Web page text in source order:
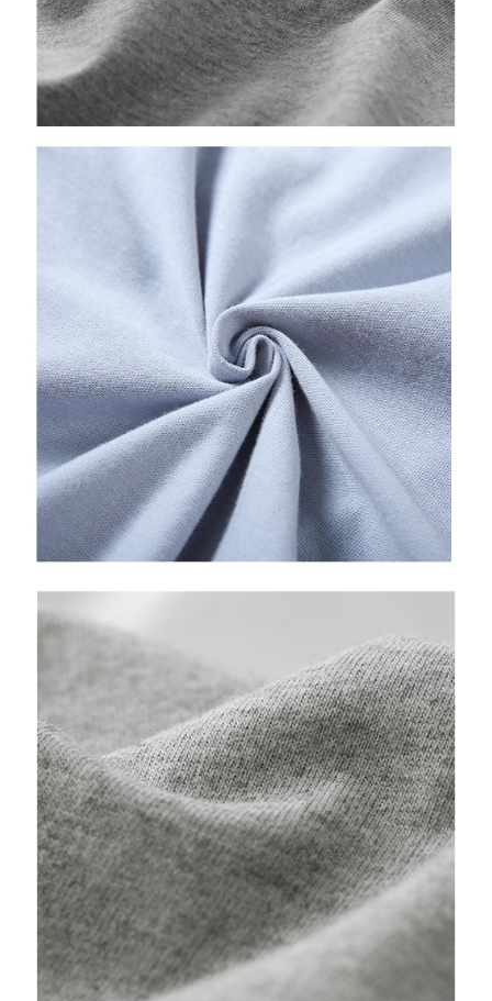
penilaian boleh diberikan.
【Penerangan Kaedah Pembayaran】
1. Pembayaran ansuran tidak digabungkan dalam bil telekomunikasi,
"Pembayaran Ansuran Gogo" akan menghantar SMS peringatan
pembayaran selepas tarikh penyelesaian bulanan.
2. Melalui pautan SMS untuk membuka bil, anda boleh memilih untuk
membayar melalui "Kod bar kedai serbaneka / Kedai rasmi Taiwan
Mobile / Pemindahan bank / Pembayaran J街口 / iPASS MONEY" dan
1. Perkhidmatan ini disediakan oleh "Taiwan Mobile Co., Ltd." untuk
membolehkan pengguna membeli produk atau perkhidmatan melalui
perkhidmatan ini semasa transaksi, dan kedai akan menyerahkan hak
tuntutan harga jual/beli ansuran kepada syarikat ini untuk membayar bil
menggunakan bil syarikat ini.
2. Berdasarkan tujuan kontrak persetujuan pembayaran menggunakan
"Pembayaran Ansuran Gogo", kedai akan memberikan maklumat peribadi
anda (termasuk nama, telefon atau alamat) kepada Taiwan Mobile untuk
pengumpulan, pemprosesan dan penggunaan, untuk pengesahan,
semakan dan pembetulan data yang diperlukan untuk bil ansuran oleh
Taiwan Mobile.
3. Sila baca syarat perkhidmatan pengguna secara lengkap melalui
pautan berikut: https://oppay.tw/userRule